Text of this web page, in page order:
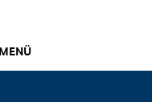
MENÜ